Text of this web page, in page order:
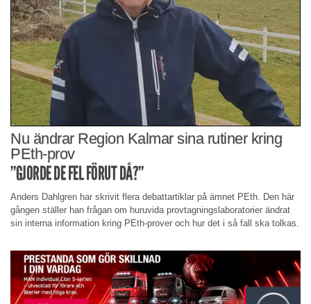
Nu ändrar Region Kalmar sina rutiner kring
PEth-prov
”GJORDE DE FEL FÖRUT DÅ?”
Anders Dahlgren har skrivit flera debattartiklar på ämnet PEth. Den här
gången ställer han frågan om huruvida provtagningslaboratorier ändrat
sin interna information kring PEth-prover och hur det i så fall ska tolkas.